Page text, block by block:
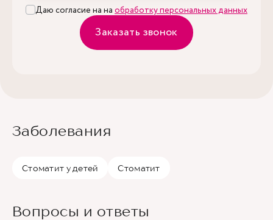
Даю согласие на на обработку персональных данных
Заказать звонок
Заболевания
Стоматит у детей Стоматит
Вопросы и ответы